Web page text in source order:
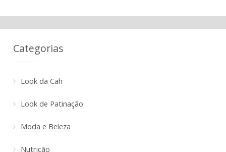
Categorias
Look da Cah
Look de Patinação
Moda e Beleza
Nutrição